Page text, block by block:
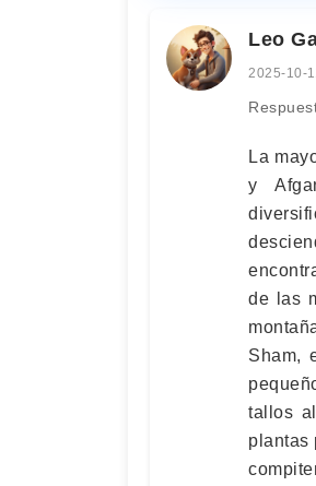
Leo
2025-10-
La
y
de las
Sham,
tallos
plantas